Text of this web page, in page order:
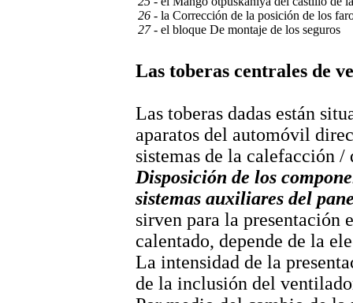
26 - la Corrección de la posición de los
27- el bloque De montaje de los seguros
Las toberas centrales de
Las toberas dadas están
aparatos del automóvil
sistemas de la calefacción
Disposición de los
sistemas auxiliares del
sirven para la presentación
calentado, depende de la
La intensidad de la
de la inclusión del